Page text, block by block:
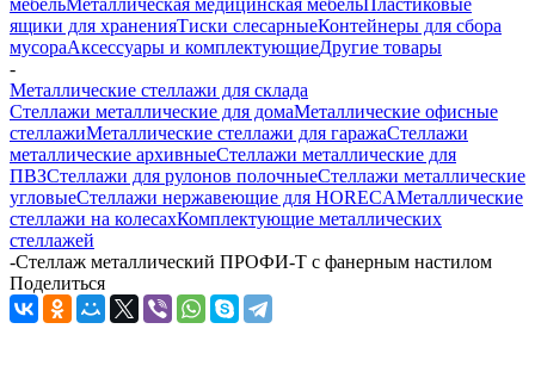
мебельМеталлическая медицинская мебельПластиковые
ящики для храненияТиски слесарныеКонтейнеры для сбора
мусораАксессуары и комплектующиеДругие товары
-
Металлические стеллажи для склада
Стеллажи металлические для домаМеталлические офисные
стеллажиМеталлические стеллажи для гаражаСтеллажи
металлические архивныеСтеллажи металлические для
ПВЗСтеллажи для рулонов полочныеСтеллажи металлические
угловыеСтеллажи нержавеющие для HORECAМеталлические
стеллажи на колесахКомплектующие металлических
стеллажей
-Стеллаж металлический ПРОФИ-Т с фанерным настилом
Поделиться